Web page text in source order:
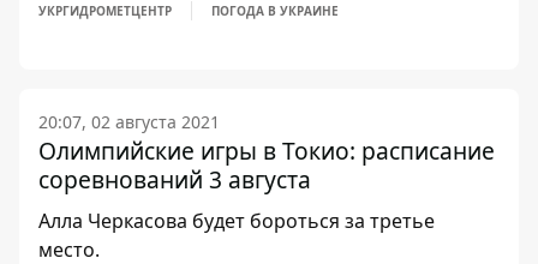
УКРГИДРОМЕТЦЕНТР ПОГОДА В УКРАИНЕ
20:07, 02 августа 2021
Олимпийские игры в Токио: расписание
соревнований 3 августа
Алла Черкасова будет бороться за третье
место.